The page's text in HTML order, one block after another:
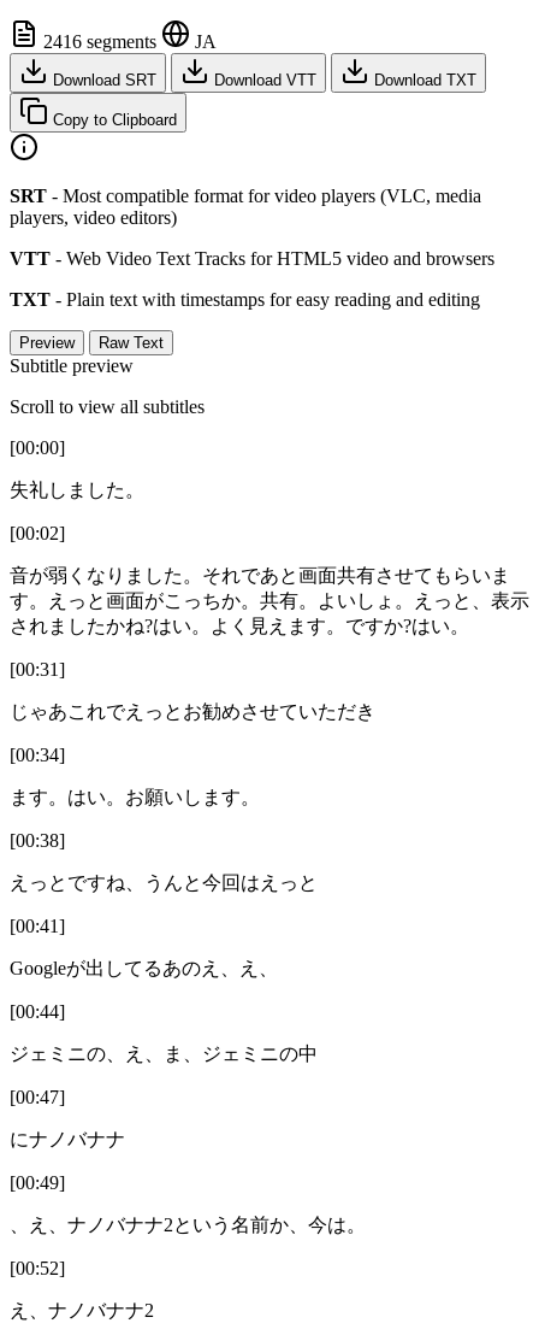
2416 segments JA
Download SRT Download VTT Download TXT
Copy to Clipboard
SRT - Most compatible format for video players (VLC, media
players, video editors)
VTT - Web Video Text Tracks for HTML5 video and browsers
TXT - Plain text with timestamps for easy reading and editing
Preview Raw Text
Subtitle preview
Scroll to view all subtitles
[00:00]
失礼しました。
[00:02]
音が弱くなりました。それであと画面共有させてもらいま
す。えっと画面がこっちか。共有。よいしょ。えっと、表示
されましたかね?はい。よく見えます。ですか?はい。
[00:31]
じゃあこれでえっとお勧めさせていただき
[00:34]
ます。はい。お願いします。
[00:38]
えっとですね、うんと今回はえっと
[00:41]
Googleが出してるあのえ、え、
[00:44]
ジェミニの、え、ま、ジェミニの中
[00:47]
にナノバナナ
[00:49]
、え、ナノバナナ2という名前か、今は。
[00:52]
え、ナノバナナ2